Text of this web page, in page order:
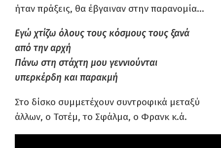
ήταν πράξεις, θα έβγαιναν στην παρανομία…
Εγώ χτίζω όλους τους κόσμους τους ξανά
από την αρχή
Πάνω στη στάχτη μου γεννιούνται
υπερκέρδη και παρακμή
Στο δίσκο συμμετέχουν συντροφικά μεταξύ
άλλων, ο Τοτέμ, το Σφάλμα, ο Φρανκ κ.ά.